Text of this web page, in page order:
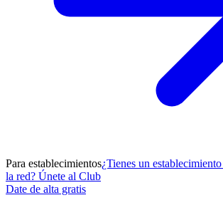
Para establecimientos¿Tienes un
la red? Únete al Club
Date de alta gratis